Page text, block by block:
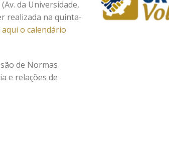
da Universidade,
realizada na quinta-
o calendário
de Normas
e relações de